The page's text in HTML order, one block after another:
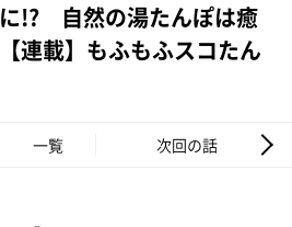
!? 自然の湯たんぽは癒
連載】もふもふスコたん
一覧 次回の話